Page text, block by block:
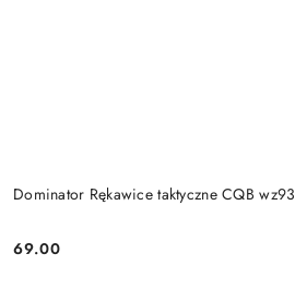
Dominator Rękawice taktyczne CQB wz93
Cena:
69.00